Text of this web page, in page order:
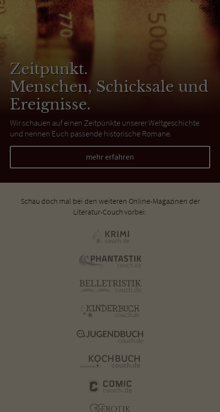
Zeitpunkt.
Menschen, Schicksale und
Ereignisse.
Wir schauen auf einen Zeitpunkte unserer Weltgeschichte
und nennen Euch passende historische Romane.
mehr erfahren
Schau doch mal bei den weiteren Online-Magazinen der
Literatur-Couch vorbei: